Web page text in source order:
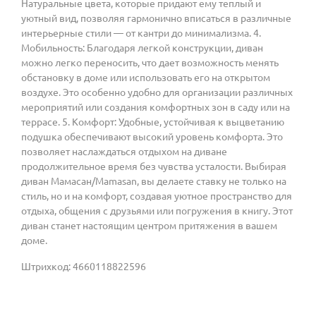
Натуральные цвета, которые придают ему теплый и
уютный вид, позволяя гармонично вписаться в различные
интерьерные стили — от кантри до минимализма. 4.
Мобильность: Благодаря легкой конструкции, диван
можно легко переносить, что дает возможность менять
обстановку в доме или использовать его на открытом
воздухе. Это особенно удобно для организации различных
мероприятий или создания комфортных зон в саду или на
террасе. 5. Комфорт: Удобные, устойчивая к выцветанию
подушка обеспечивают высокий уровень комфорта. Это
позволяет наслаждаться отдыхом на диване
продолжительное время без чувства усталости. Выбирая
диван Мамасан/Mamasan, вы делаете ставку не только на
стиль, но и на комфорт, создавая уютное пространство для
отдыха, общения с друзьями или погружения в книгу. Этот
диван станет настоящим центром притяжения в вашем
доме.
Штрихкод: 4660118822596